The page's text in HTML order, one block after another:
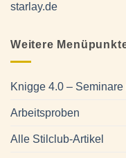
starlay.de
Weitere
Knigge 4.0 –
Arbeitsproben
Alle Stilclub-Artikel